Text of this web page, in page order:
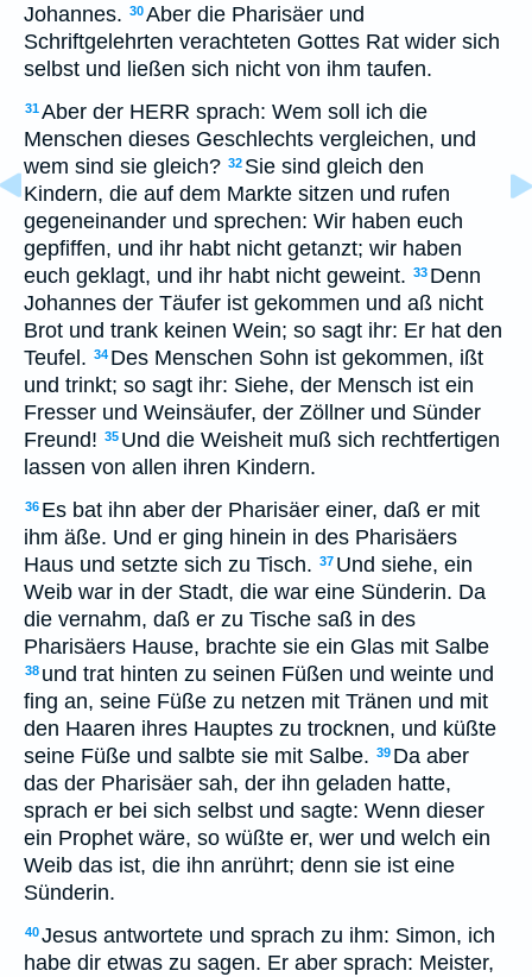
Johannes. 30Aber die Pharisäer und
Schriftgelehrten verachteten Gottes Rat wider sich
selbst und ließen sich nicht von ihm taufen.
31Aber der HERR sprach: Wem soll ich die
Menschen dieses Geschlechts vergleichen, und
wem sind sie gleich? 32 Sie sind gleich den
Kindern, die auf dem Markte sitzen und rufen
gegeneinander und sprechen: Wir haben euch
gepfiffen, und ihr habt nicht getanzt; wir haben
euch geklagt, und ihr habt nicht geweint. 33 Denn
Johannes der Täufer ist gekommen und aß nicht
Brot und trank keinen Wein; so sagt ihr: Er hat den
Teufel. 34 Des Menschen Sohn ist gekommen, ißt
und trinkt; so sagt ihr: Siehe, der Mensch ist ein
Fresser und Weinsäufer, der Zöllner und Sünder
Freund! 35 Und die Weisheit muß sich rechtfertigen
lassen von allen ihren Kindern.
36 Es bat ihn aber der Pharisäer einer, daß er mit
ihm äße. Und er ging hinein in des Pharisäers
Haus und setzte sich zu Tisch. 37 Und siehe, ein
Weib war in der Stadt, die war eine Sünderin. Da
die vernahm, daß er zu Tische saß in des
Pharisäers Hause, brachte sie ein Glas mit Salbe
38 und trat hinten zu seinen Füßen und weinte und
fing an, seine Füße zu netzen mit Tränen und mit
den Haaren ihres Hauptes zu trocknen, und küßte
seine Füße und salbte sie mit Salbe. 39 Da aber
das der Pharisäer sah, der ihn geladen hatte,
sprach er bei sich selbst und sagte: Wenn dieser
ein Prophet wäre, so wüßte er, wer und welch ein
Weib das ist, die ihn anrührt; denn sie ist eine
Sünderin.
40Jesus antwortete und sprach zu ihm: Simon, ich
habe dir etwas zu sagen. Er aber sprach: Meister,